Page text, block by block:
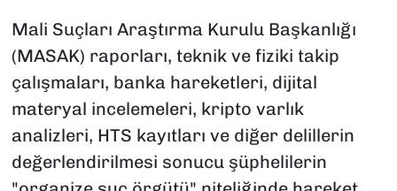
Mali Suçları Araştırma Kurulu Başkanlığı
(MASAK) raporları, teknik ve fiziki takip
çalışmaları, banka hareketleri, dijital
materyal incelemeleri, kripto varlık
analizleri, HTS kayıtları ve diğer delillerin
değerlendirilmesi sonucu şüphelilerin